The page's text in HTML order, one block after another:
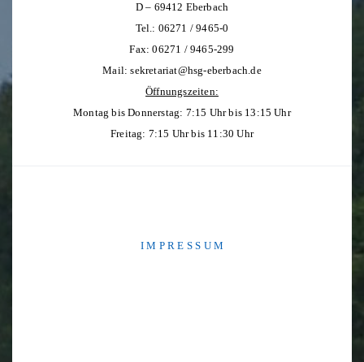
D – 69412 Eberbach
Tel.: 06271 / 9465-0
Fax: 06271 / 9465-299
Mail:sekretariat@hsg-eberbach.de
Öffnungszeiten:
Montag bis Donnerstag: 7:15 Uhr bis 13:15 Uhr
Freitag: 7:15 Uhr bis 11:30 Uhr
I M P R E S S U M